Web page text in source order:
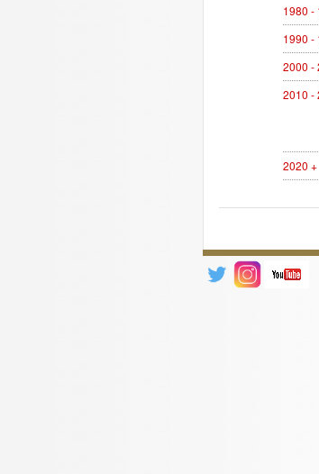
1980 -
1990 -
2000 -
2010 -
2020 +